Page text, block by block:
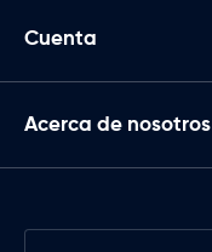
Cuenta
Acerca de nosotros